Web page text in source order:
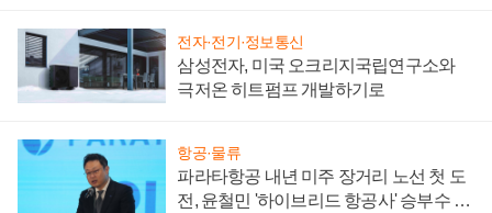
전자·전기·정보통신
삼성전자, 미국 오크리지국립연구소와
극저온 히트펌프 개발하기로
항공·물류
파라타항공 내년 미주 장거리 노선 첫 도
전, 윤철민 '하이브리드 항공사' 승부수 통